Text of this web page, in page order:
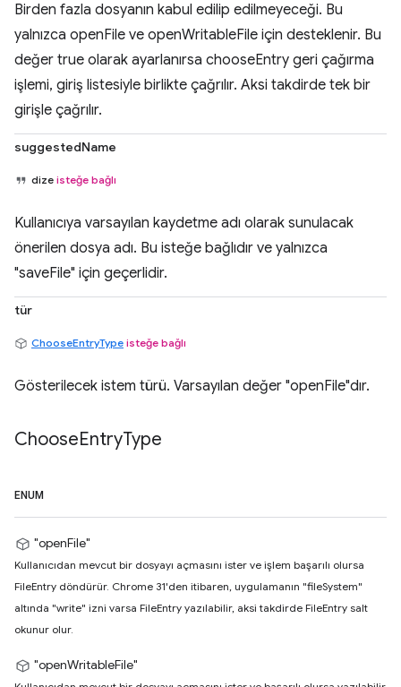
Birden fazla dosyanın kabul edilip edilmeyeceği. Bu
yalnızca openFile ve openWritableFile için desteklenir. Bu
değer true olarak ayarlanırsa chooseEntry geri çağırma
işlemi, giriş listesiyle birlikte çağrılır. Aksi takdirde tek bir
girişle çağrılır.
suggestedName
dize isteğe bağlı
Kullanıcıya varsayılan kaydetme adı olarak sunulacak
önerilen dosya adı. Bu isteğe bağlıdır ve yalnızca
"saveFile" için geçerlidir.
tür
ChooseEntryType isteğe bağlı
Gösterilecek istem türü. Varsayılan değer "openFile"dır.
ChooseEntryType
ENUM
"openFile"
Kullanıcıdan mevcut bir dosyayı açmasını ister ve işlem başarılı olursa
FileEntry döndürür. Chrome 31'den itibaren, uygulamanın "fileSystem"
altında "write" izni varsa FileEntry yazılabilir, aksi takdirde FileEntry salt
okunur olur.
"openWritableFile"